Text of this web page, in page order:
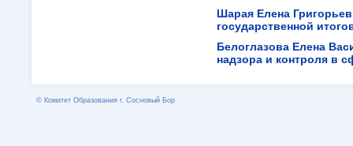
Шарая Елена
государственной
Белоглазова Елена
надзора и контроля в
© Комитет Образования г. Сосновый Бор